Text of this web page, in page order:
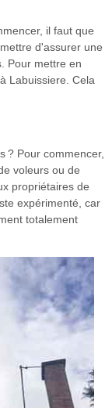
il faut que
d'assurer une
Pour mettre en
Labuissiere. Cela
? Pour commencer,
voleurs ou de
propriétaires de
expérimenté, car
totalement